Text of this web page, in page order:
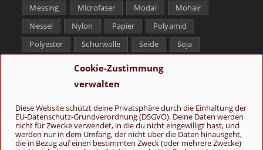
Cookie-Zustimmung
verwalten
Diese Website schützt deine Privatsphäre durch die Einhaltung der
EU-Datenschutz-Grundverordnung (DSGVO). Deine Daten werden
nicht für Zwecke verwendet, in die du nicht eingewilligt hast, und
werden nur in dem Umfang, der nicht über die Daten hinausgeht,
die in Bezug auf einen bestimmten Zweck (oder mehrere Zwecke)
Messing
Microfaser Modal
Mohair
Nessel
Nylon Papier
Polyamid
Polyester
Schurwolle Seide
Soja
Tencel
Yak
Folge uns